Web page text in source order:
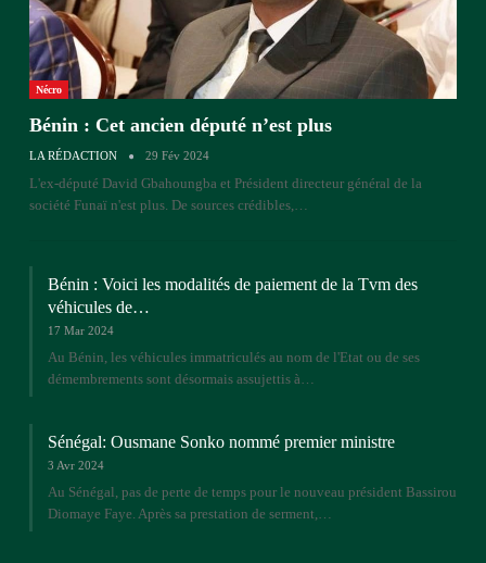
Nécro
Bénin : Cet ancien député n’est plus
LA RÉDACTION 29 Fév 2024
L'ex-député David Gbahoungba et Président directeur général de la
société Funaï n'est plus. De sources crédibles,…
Bénin : Voici les modalités de paiement de la Tvm des
véhicules de…
17 Mar 2024
Au Bénin, les véhicules immatriculés au nom de l'Etat ou de ses
démembrements sont désormais assujettis à…
Sénégal: Ousmane Sonko nommé premier ministre
3 Avr 2024
Au Sénégal, pas de perte de temps pour le nouveau président Bassirou
Diomaye Faye. Après sa prestation de serment,…